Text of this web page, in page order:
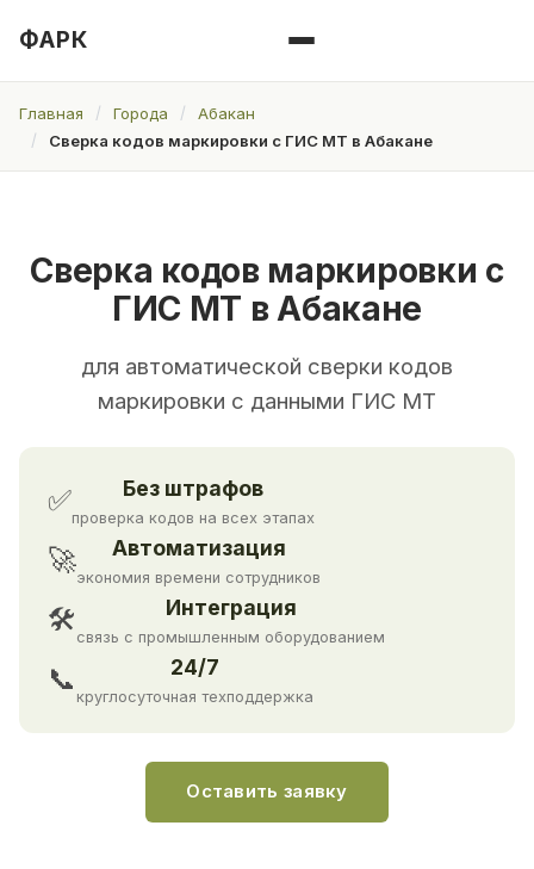
ФАРК
Главная Города
Абакан
Сверка кодов маркировки с ГИС МТ в Абакане
Сверка кодов маркировки с
ГИС МТ в Абакане
для автоматической сверки кодов
маркировки с данными ГИС МТ
✅ Без штрафов
проверка кодов на всех этапах
🚀 Автоматизация
экономия времени сотрудников
🛠 Интеграция
связь с промышленным оборудованием
📞 24/7
круглосуточная техподдержка
Оставить заявку